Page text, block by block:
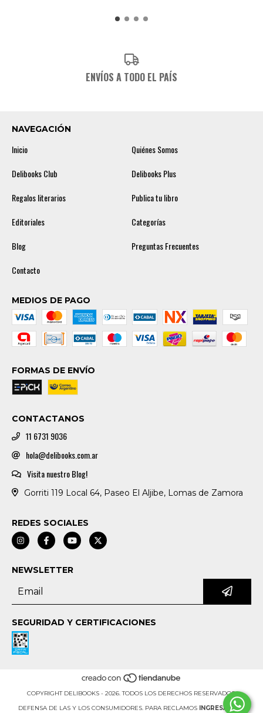
ENVÍOS A TODO EL PAÍS
NAVEGACIÓN
Inicio
Quiénes Somos
Delibooks Club
Delibooks Plus
Regalos literarios
Publica tu libro
Editoriales
Categorías
Blog
Preguntas Frecuentes
Contacto
MEDIOS DE PAGO
FORMAS DE ENVÍO
CONTACTANOS
11 6731 9036
hola@delibooks.com.ar
Visita nuestro Blog!
Gorriti 119 Local 64, Paseo El Aljibe, Lomas de Zamora
REDES SOCIALES
NEWSLETTER
SEGURIDAD Y CERTIFICACIONES
COPYRIGHT DELIBOOKS - 2026. TODOS LOS DERECHOS RESERVADOS.
DEFENSA DE LAS Y LOS CONSUMIDORES. PARA RECLAMOS
INGRESÁ ACÁ.